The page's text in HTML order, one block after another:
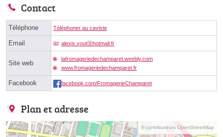
Contact
Téléphone Téléphoner au caviste
Email alexis.voutⓐhotmail.fr
Site web
lafromageriedechamparet.weebly.com
www.fromageriedechamparet.fr
Facebook facebook.com/FromagerieChamparet
Plan et adresse
© contributeurs OpenStreetMap